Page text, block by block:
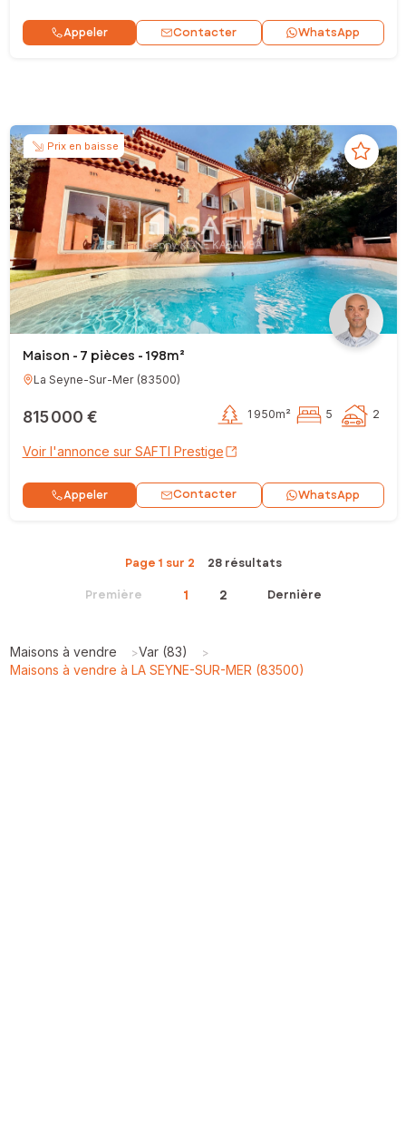
Appeler Contacter WhatsApp
Prix en baisse
Maison - 7 pièces - 198m²
La Seyne-Sur-Mer(83500)
815 000 € 1 950m² 5 2
Voir l'annonce sur SAFTI Prestige
Appeler Contacter WhatsApp
Page 1 sur 2
28 résultats
Première
1 2 Dernière
Maisons à vendre >Var (83) >
Maisons à vendre à LA SEYNE-SUR-MER (83500)